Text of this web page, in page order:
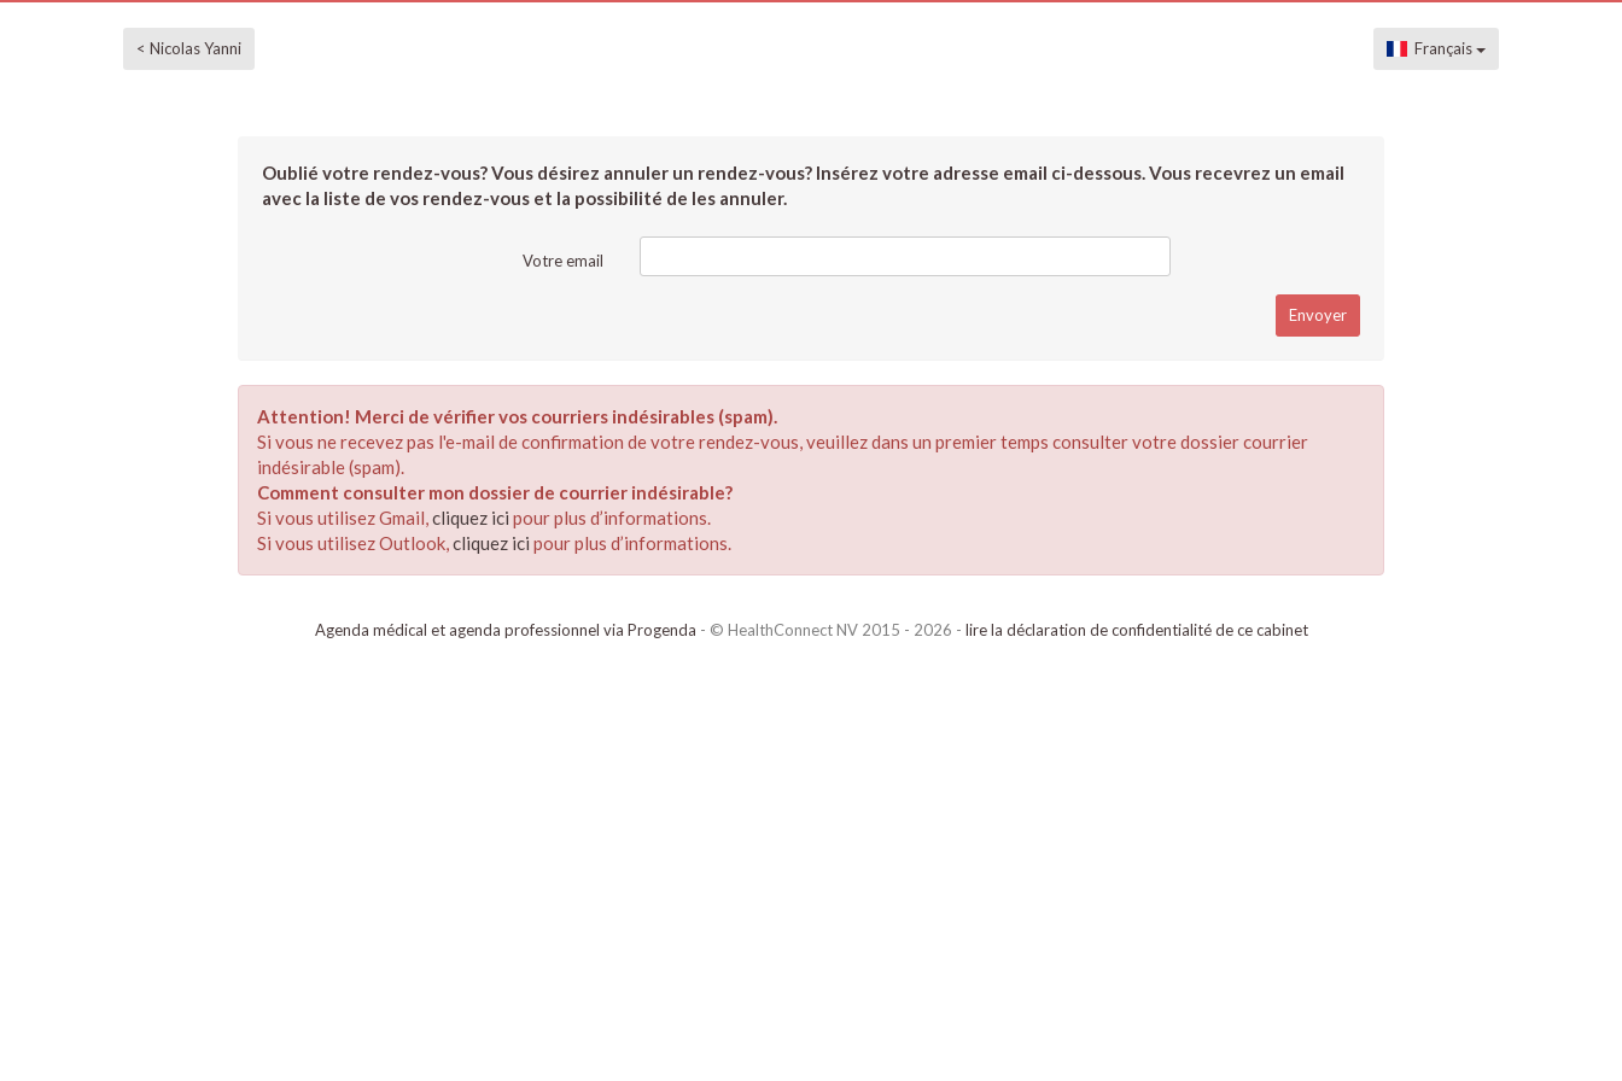
< Nicolas Yanni Français
Oublié votre rendez-vous? Vous désirez annuler un rendez-vous? Insérez votre adresse email ci-dessous. Vous recevrez un email
avec la liste de vos rendez-vous et la possibilité de les annuler.
Votre email
Attention! Merci de vérifier vos courriers indésirables (spam).
Si vous ne recevez pas l'e-mail de confirmation de votre rendez-vous, veuillez dans un premier temps consulter votre dossier courrier
indésirable (spam).
Comment consulter mon dossier de courrier indésirable?
Si vous utilisez Gmail,cliquez ici pour plus d’informations.
Si vous utilisez Outlook,cliquez ici pour plus d’informations.
Agenda médical et agenda professionnel via Progenda - © HealthConnect NV 2015 - 2026 - lire la déclaration de confidentialité de ce cabinet